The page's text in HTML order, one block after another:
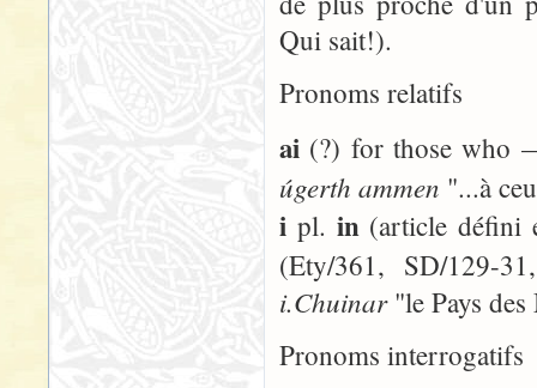
Qui sait!).
Pronoms relatifs
ai (?) for those who
úgerth ammen "...à
i pl. in(article défini
(Ety/361, SD/129-
i.Chuinar"le Pays
Pronoms interrogatifs